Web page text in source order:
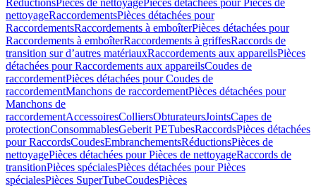
RéductionsPièces de nettoyagePièces détachées pour Pièces de
nettoyageRaccordementsPièces détachées pour
RaccordementsRaccordements à emboîterPièces détachées pour
Raccordements à emboîterRaccordements à griffesRaccords de
transition sur d’autres matériauxRaccordements aux appareilsPièces
détachées pour Raccordements aux appareilsCoudes de
raccordementPièces détachées pour Coudes de
raccordementManchons de raccordementPièces détachées pour
Manchons de
raccordementAccessoiresColliersObturateursJointsCapes de
protectionConsommablesGeberit PETubesRaccordsPièces détachées
pour RaccordsCoudesEmbranchementsRéductionsPièces de
nettoyagePièces détachées pour Pièces de nettoyageRaccords de
transitionPièces spécialesPièces détachées pour Pièces
spécialesPièces SuperTubeCoudesPièces